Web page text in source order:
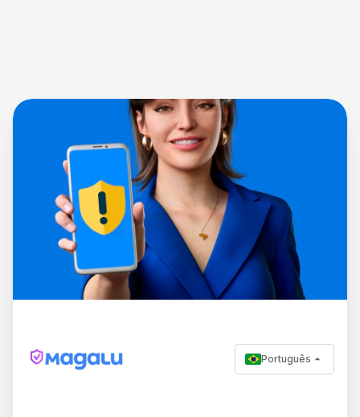
Português